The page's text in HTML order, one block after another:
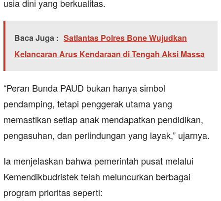
usia dini yang berkualitas.
Baca Juga : Satlantas Polres Bone Wujudkan
Kelancaran Arus Kendaraan di Tengah Aksi Massa
“Peran Bunda PAUD bukan hanya simbol
pendamping, tetapi penggerak utama yang
memastikan setiap anak mendapatkan pendidikan,
pengasuhan, dan perlindungan yang layak,” ujarnya.
Ia menjelaskan bahwa pemerintah pusat melalui
Kemendikbudristek telah meluncurkan berbagai
program prioritas seperti: